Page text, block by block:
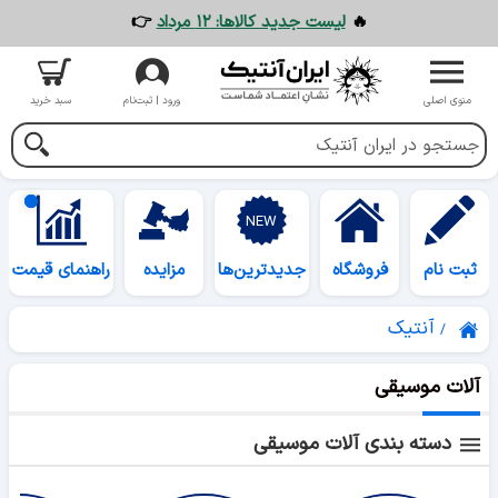
🔥لیست جدید کالاها: ۱۲ مرداد 👉
منوی اصلی ورود | ثبت‌نام سبد خرید
ثبت نام فروشگاه جدیدترین‌ها مزایده راهنمای قیمت
آنتیک
آلات موسیقی
دسته بندی آلات موسیقی